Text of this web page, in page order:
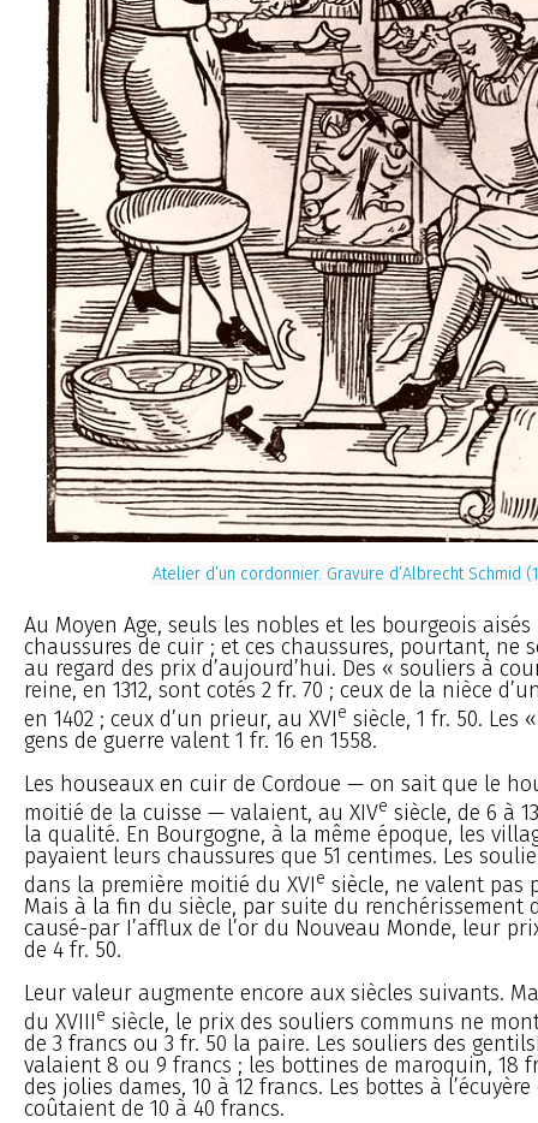
Atelier d’un cordonnier. Gravure d’Albrecht Schmid
Au Moyen Age, seuls les nobles et les bourgeois
chaussures de cuir ; et ces chaussures, pourtant, ne
au regard des prix d’aujourd’hui. Des « souliers à
reine, en 1312, sont cotés 2 fr. 70 ; ceux de la nièce
en 1402 ; ceux d’un prieur, au XVIe siècle, 1 fr. 50. Les
gens de guerre valent 1 fr. 16 en 1558.
Les houseaux en cuir de Cordoue — on sait que le
moitié de la cuisse — valaient, au XIVe siècle, de 6 à
la qualité. En Bourgogne, à la même époque, les
payaient leurs chaussures que 51 centimes. Les
dans la première moitié du XVIe siècle, ne valent pas
Mais à la fin du siècle, par suite du renchérissement
causé-par I’afflux de l’or du Nouveau Monde, leur
de 4 fr. 50.
Leur valeur augmente encore aux siècles suivants.
du XVIIIe siècle, le prix des souliers communs ne
de 3 francs ou 3 fr. 50 la paire. Les souliers des
valaient 8 ou 9 francs ; les bottines de maroquin, 18
des jolies dames, 10 à 12 francs. Les bottes à
coûtaient de 10 à 40 francs.